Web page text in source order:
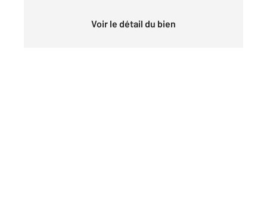
Voir le détail du bien